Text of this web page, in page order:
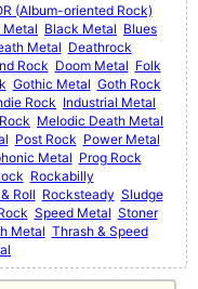
(Album-oriented Rock)
Metal Black Metal Blues
Metal Deathrock
Rock Doom Metal Folk
Gothic Metal Goth Rock
Rock Industrial Metal
Melodic Death Metal
Post Rock Power Metal
Metal Prog Rock
Rockabilly
Roll Rocksteady Sludge
Speed Metal Stoner
Metal Thrash & Speed